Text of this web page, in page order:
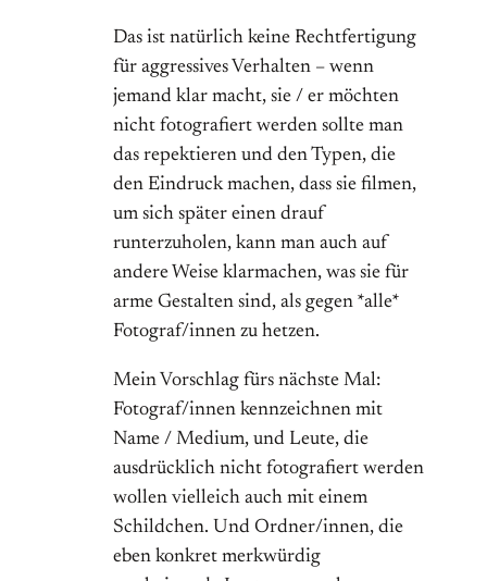
Das ist natürlich keine Rechtfertigung
für aggressives Verhalten – wenn
jemand klar macht, sie / er möchten
nicht fotografiert werden sollte man
das repektieren und den Typen, die
den Eindruck machen, dass sie filmen,
um sich später einen drauf
runterzuholen, kann man auch auf
andere Weise klarmachen, was sie für
arme Gestalten sind, als gegen *alle*
Fotograf/innen zu hetzen.
Mein Vorschlag fürs nächste Mal:
Fotograf/innen kennzeichnen mit
Name / Medium, und Leute, die
ausdrücklich nicht fotografiert werden
wollen vielleich auch mit einem
Schildchen. Und Ordner/innen, die
eben konkret merkwürdig